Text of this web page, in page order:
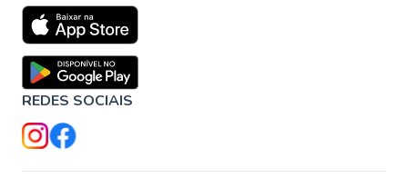
REDES SOCIAIS